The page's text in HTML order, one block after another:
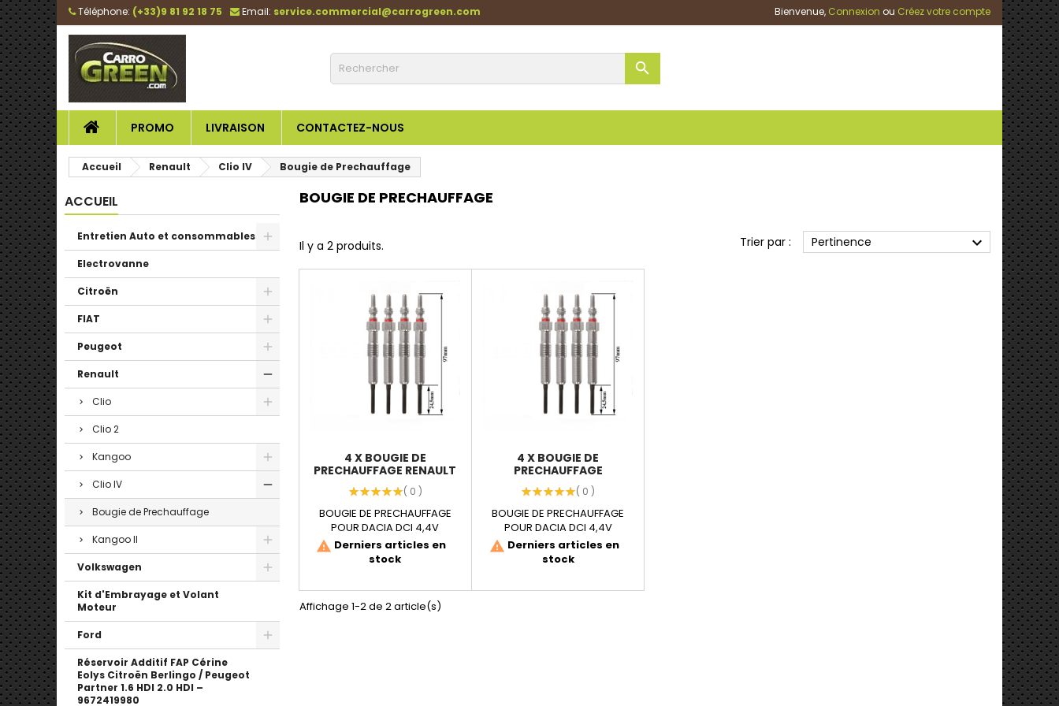
Téléphone: (+33)9 81 92 18 75 Email: service.commercial@carrogreen.com Bienvenue, Connexion ou Créez votre compte

PROMO LIVRAISON CONTACTEZ-NOUS
Accueil Renault Clio IV Bougie de Prechauffage
ACCUEIL
Entretien Auto et consommables
Electrovanne
Citroën
FIAT
Peugeot
Renault
Clio
Clio 2
Kangoo
Clio IV
Bougie de Prechauffage
Kangoo II
Volkswagen
Kit d'Embrayage et Volant
Moteur
Ford
Réservoir Additif FAP Cérine
Eolys Citroën Berlingo / Peugeot
Partner 1.6 HDI 2.0 HDI –
9672419980
BOUGIE DE PRECHAUFFAGE
Il y a 2 produits. Trier par : Pertinence expand_more
4 X BOUGIE DE
PRECHAUFFAGE RENAULT
CLIO 1.5...
( 0 )
BOUGIE DE PRECHAUFFAGE
POUR DACIA DCI 4,4V
Caractéristiques de l'article
:...
warning Derniers articles en
stock
4 X BOUGIE DE
PRECHAUFFAGE
KANGOO II 1.5...
( 0 )
BOUGIE DE PRECHAUFFAGE
POUR DACIA DCI 4,4V
Caractéristiques de l'article
:...
warning Derniers articles en
stock
Affichage 1-2 de 2 article(s)